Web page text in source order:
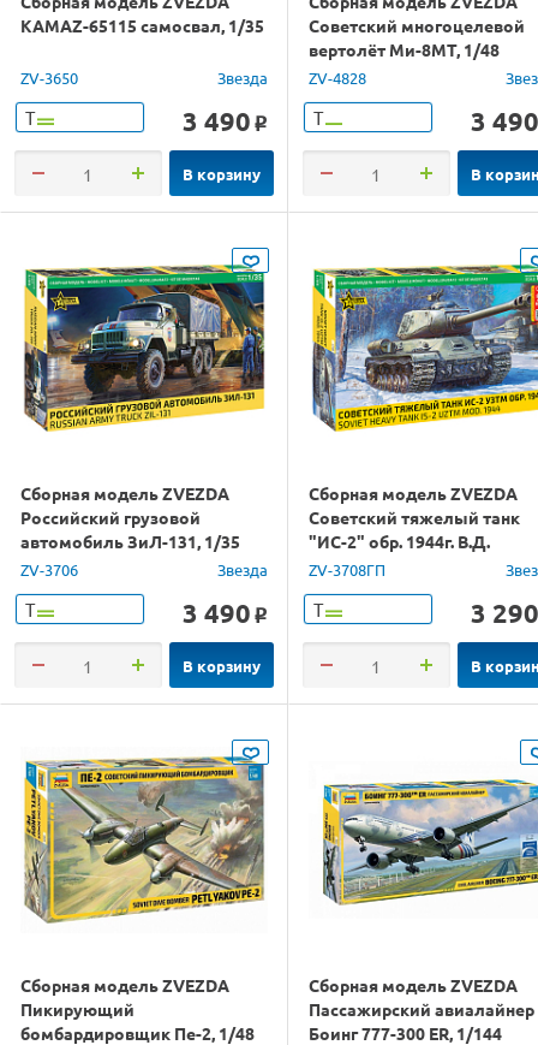
KAMAZ-65115 самосвал, 1/35
ZV-3650 Звезда
Т 3 490 o
В корзину
Советский многоцелевой
вертолёт Ми-8МТ, 1/48
ZV-4828
Т 3 490
В
Сборная модель ZVEZDA
Российский грузовой
автомобиль ЗиЛ-131, 1/35
ZV-3706 Звезда
Т 3 490 o
В корзину
Сборная модель ZVEZDA
Советский тяжелый танк
"ИС-2" обр. 1944г. В.Д.
Сахненко, 1/35
ZV-3708ГП
Т 3 290
В
Сборная модель ZVEZDA
Пикирующий
бомбардировщик Пе-2, 1/48
Сборная модель ZVEZDA
Пассажирский авиалайнер
Боинг 777-300 ER, 1/144